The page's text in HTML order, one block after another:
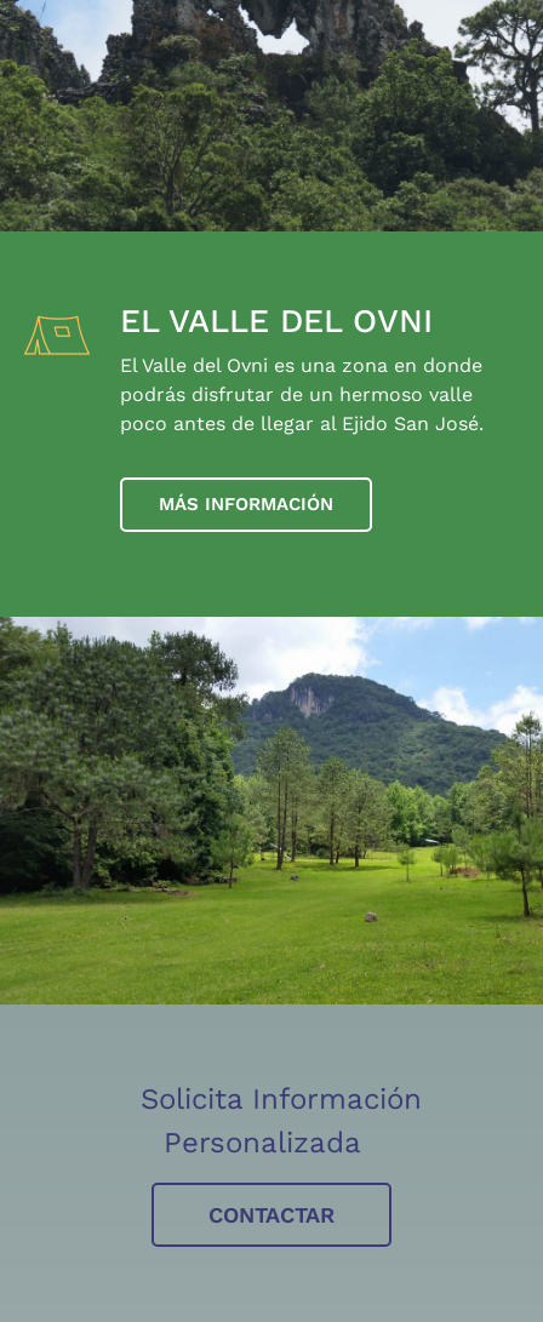
EL VALLE DEL OVNI
El Valle del Ovni es una zona en donde
podrás disfrutar de un hermoso valle
poco antes de llegar al Ejido San José.
MÁS INFORMACIÓN
Solicita Información
Personalizada
CONTACTAR